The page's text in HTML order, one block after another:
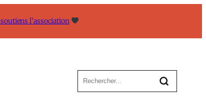
soutiens l’association